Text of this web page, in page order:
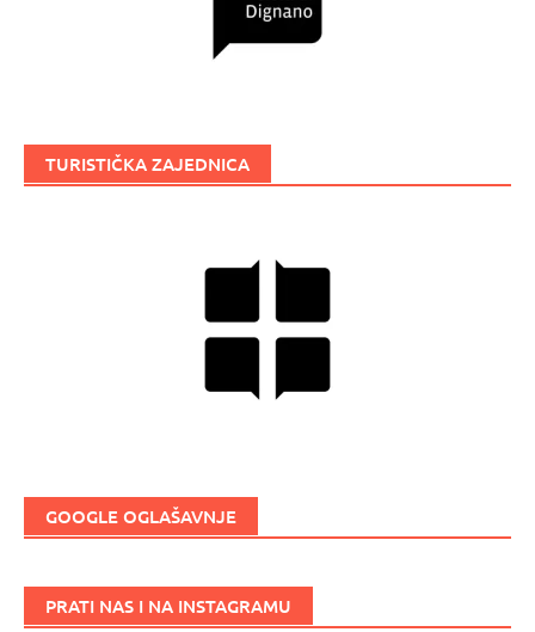
TURISTIČKA ZAJEDNICA
GOOGLE OGLAŠAVNJE
PRATI NAS I NA INSTAGRAMU